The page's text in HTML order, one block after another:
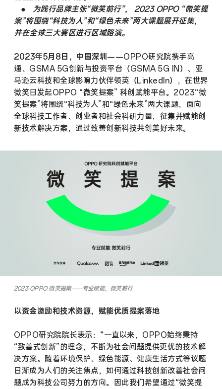
● 为践行品牌主张“微笑前行”， 2023 OPPO “微笑提
案”将围绕“科技为人”和“绿色未来”两大课题展开征集，
并在全球三大赛区进行区域路演。
2023年5月8日，中国深圳 ——OPPO研究院携手高
通、GSMA 5G创新与投资平台（GSMA 5G IN）、亚
马逊云科技和全球影响力伙伴领英（LinkedIn），在世界
微笑日发起OPPO “微笑提案” 科创赋能平台。2023“微
笑提案”将围绕“科技为人”和“绿色未来”两大课题，面向
全球科技工作者、创业者和社会科研力量，征集并赋能创
新技术解决方案，通过致善创新科技共创美好未来。
2023 OPPO 微笑提案——专业赋能，微笑前行
以资金激励和技术资源，赋能优质提案落地
OPPO研究院院长表示：“一直以来，OPPO始终秉持
“致善式创新”的理念，不断为社会问题提供更优的技术解
决方案。随着环境保护、绿色能源、健康生活方式等议题
日渐成为人们的关注焦点，如何通过科技创新改善社会问
题成为科技公司努力的方向。因此我们希望通过“微笑提